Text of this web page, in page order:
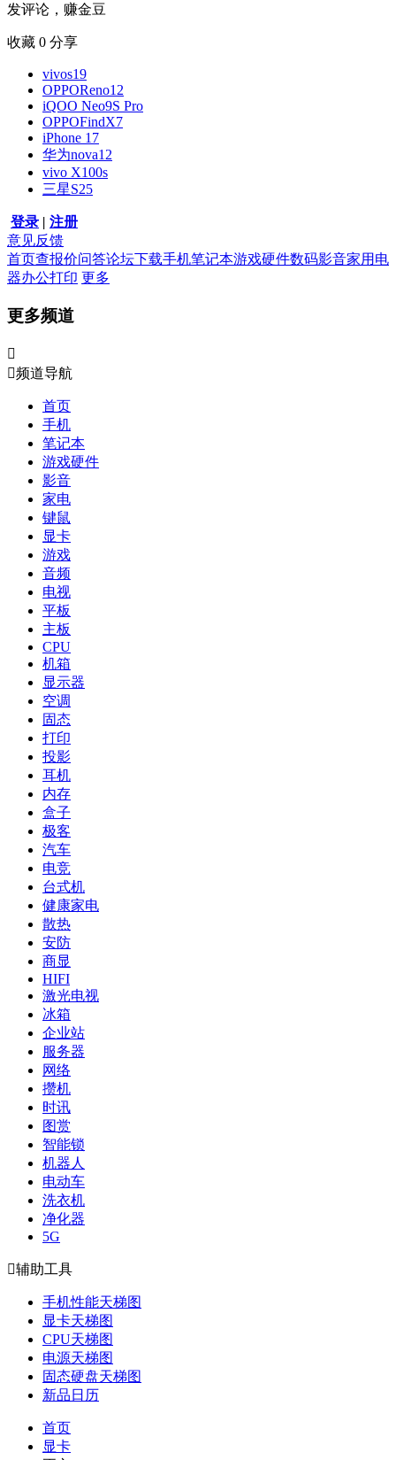
发评论，赚金豆
收藏 0 分享
vivos19
OPPOReno12
iQOO Neo9S Pro
OPPOFindX7
iPhone 17
华为nova12
vivo X100s
三星S25
登录 | 注册
意见反馈
首页查报价问答论坛下载手机笔记本游戏硬件数码影音家用电
器办公打印 更多
更多频道

频道导航
首页
手机
笔记本
游戏硬件
影音
家电
键鼠
显卡
游戏
音频
电视
平板
主板
CPU
机箱
显示器
空调
固态
打印
投影
耳机
内存
盒子
极客
汽车
电竞
台式机
健康家电
散热
安防
商显
HIFI
激光电视
冰箱
企业站
服务器
网络
攒机
时讯
图赏
智能锁
机器人
电动车
洗衣机
净化器
5G
辅助工具
手机性能天梯图
显卡天梯图
CPU天梯图
电源天梯图
固态硬盘天梯图
新品日历
首页
显卡